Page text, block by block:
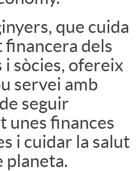
que cuida
financera dels
i sòcies, ofereix
servei amb
seguir
unes finances
i cuidar la salut
planeta.